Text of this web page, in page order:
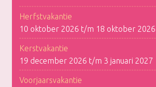
Herfstvakantie
10 oktober 2026 t/m 18 oktober 2026
Kerstvakantie
19 december 2026 t/m 3 januari 2027
Voorjaarsvakantie